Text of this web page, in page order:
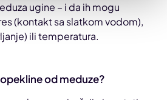
ugine – i da ih mogu
(kontakt sa slatkom vodom),
ili temperatura.
od meduze?